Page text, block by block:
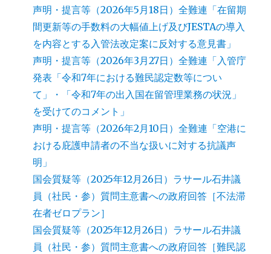
声明・提言等（2026年5月18日）全難連「在留期
間更新等の手数料の大幅値上げ及びJESTAの導入
を内容とする入管法改定案に反対する意見書」
声明・提言等（2026年3月27日）全難連「入管庁
発表「令和7年における難民認定数等につい
て」・「令和7年の出入国在留管理業務の状況」
を受けてのコメント」
声明・提言等（2026年2月10日）全難連「空港に
おける庇護申請者の不当な扱いに対する抗議声
明」
国会質疑等（2025年12月26日）ラサール石井議
員（社民・参）質問主意書への政府回答［不法滞
在者ゼロプラン］
国会質疑等（2025年12月26日）ラサール石井議
員（社民・参）質問主意書への政府回答［難民認